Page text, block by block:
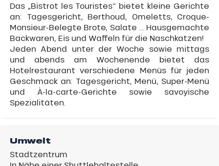
Das „Bistrot les Touristes“ bietet kleine Gerichte
an: Tagesgericht, Berthoud, Omeletts, Croque-
Monsieur-Belegte Brote, Salate … Hausgemachte
Backwaren, Eis und Waffeln für die Naschkatzen!
Jeden Abend unter der Woche sowie mittags
und abends am Wochenende bietet das
Hotelrestaurant verschiedene Menüs für jeden
Geschmack an: Tagesgericht, Menü, Super-Menü
und À-la-carte-Gerichte sowie savoyische
Spezialitäten.
Umwelt
Stadtzentrum